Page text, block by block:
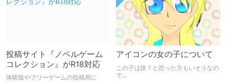
投稿サイト『ノベルゲーム
コレクション』がR18対応
体験版やフリーゲームの投稿用に
アイコンの女の子について
この子は誰？と思った方もいそうなの
で…